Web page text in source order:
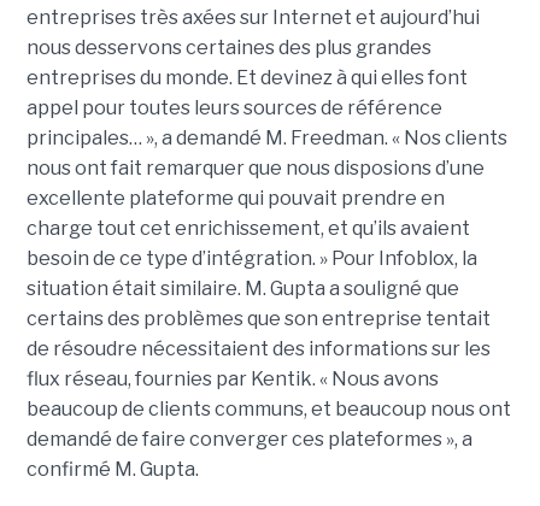
entreprises très axées sur Internet et aujourd’hui
nous desservons certaines des plus grandes
entreprises du monde. Et devinez à qui elles font
appel pour toutes leurs sources de référence
principales… », a demandé M. Freedman. « Nos clients
nous ont fait remarquer que nous disposions d’une
excellente plateforme qui pouvait prendre en
charge tout cet enrichissement, et qu’ils avaient
besoin de ce type d’intégration. » Pour Infoblox, la
situation était similaire. M. Gupta a souligné que
certains des problèmes que son entreprise tentait
de résoudre nécessitaient des informations sur les
flux réseau, fournies par Kentik. « Nous avons
beaucoup de clients communs, et beaucoup nous ont
demandé de faire converger ces plateformes », a
confirmé M. Gupta.